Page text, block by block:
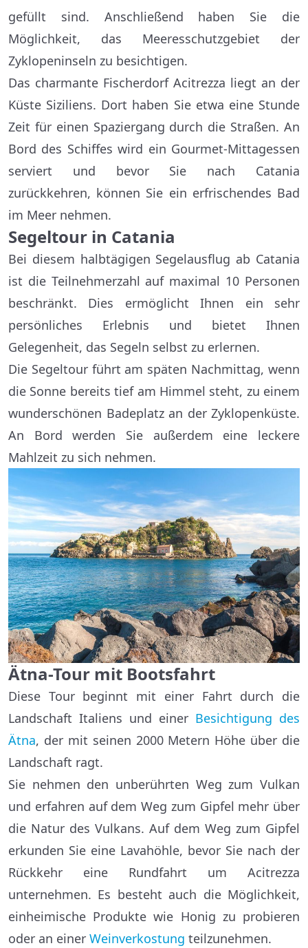
gefüllt sind. Anschließend haben Sie die
Möglichkeit, das Meeresschutzgebiet der
Zyklopeninseln zu besichtigen.
Das charmante Fischerdorf Acitrezza liegt an der
Küste Siziliens. Dort haben Sie etwa eine Stunde
Zeit für einen Spaziergang durch die Straßen. An
Bord des Schiffes wird ein Gourmet-Mittagessen
serviert und bevor Sie nach Catania
zurückkehren, können Sie ein erfrischendes Bad
im Meer nehmen.
Segeltour in Catania
Bei diesem halbtägigen Segelausflug ab Catania
ist die Teilnehmerzahl auf maximal 10 Personen
beschränkt. Dies ermöglicht Ihnen ein sehr
persönliches Erlebnis und bietet Ihnen
Gelegenheit, das Segeln selbst zu erlernen.
Die Segeltour führt am späten Nachmittag, wenn
die Sonne bereits tief am Himmel steht, zu einem
wunderschönen Badeplatz an der Zyklopenküste.
An Bord werden Sie außerdem eine leckere
Mahlzeit zu sich nehmen.
Ätna-Tour mit Bootsfahrt
Diese Tour beginnt mit einer Fahrt durch die
Landschaft Italiens und einer Besichtigung des
Ätna, der mit seinen 2000 Metern Höhe über die
Landschaft ragt.
Sie nehmen den unberührten Weg zum Vulkan
und erfahren auf dem Weg zum Gipfel mehr über
die Natur des Vulkans. Auf dem Weg zum Gipfel
erkunden Sie eine Lavahöhle, bevor Sie nach der
Rückkehr eine Rundfahrt um Acitrezza
unternehmen. Es besteht auch die Möglichkeit,
einheimische Produkte wie Honig zu probieren
oder an einer Weinverkostung teilzunehmen.